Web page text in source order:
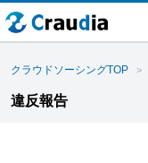
クラウドソーシングTOP
違反報告